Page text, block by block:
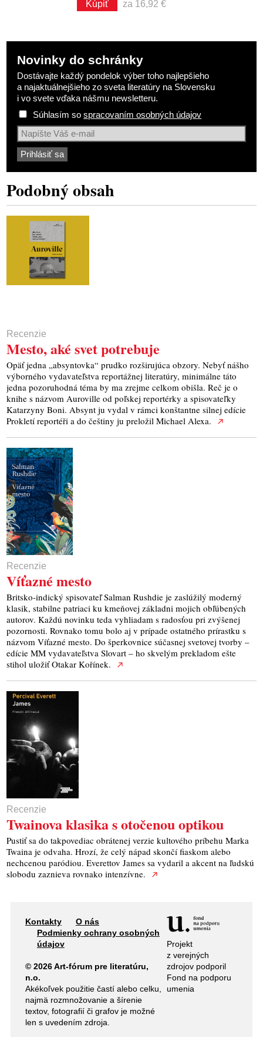
Kúpiť za 16,92 €
Novinky do schránky
Dostávajte každý pondelok výber toho najlepšieho
a najaktuálnejšieho zo sveta literatúry na Slovensku
i vo svete vďaka nášmu newsletteru.
Súhlasím sospracovaním osobných údajov
Podobný obsah
Recenzie
Mesto, aké svet potrebuje
Opäť jedna „absyntovka“ prudko rozširujúca obzory. Nebyť nášho
výborného vydavateľstva reportážnej literatúry, minimálne táto
jedna pozoruhodná téma by ma zrejme celkom obišla. Reč je o
knihe s názvom Auroville od poľskej reportérky a spisovateľky
Katarzyny Boni. Absynt ju vydal v rámci konštantne silnej edície
Prokletí reportéři a do češtiny ju preložil Michael Alexa.
Recenzie
Víťazné mesto
Britsko-indický spisovateľ Salman Rushdie je zaslúžilý moderný
klasik, stabilne patriaci ku kmeňovej základni mojich obľúbených
autorov. Každú novinku teda vyhliadam s radosťou pri zvýšenej
pozornosti. Rovnako tomu bolo aj v prípade ostatného prírastku s
názvom Víťazné mesto. Do šperkovnice súčasnej svetovej tvorby –
edície MM vydavateľstva Slovart – ho skvelým prekladom ešte
stihol uložiť Otakar Kořínek.
Recenzie
Twainova klasika s otočenou optikou
Pustiť sa do takpovediac obrátenej verzie kultového príbehu Marka
Twaina je odvaha. Hrozí, že celý nápad skončí fiaskom alebo
nechcenou paródiou. Everettov James sa vydaril a akcent na ľudskú
slobodu zaznieva rovnako intenzívne.
Kontakty
O nás
Podmienky ochrany osobných
údajov
© 2026 Art-fórum pre literatúru,
n.o.
Akékoľvek použitie častí alebo celku,
najmä rozmnožovanie a šírenie
textov, fotografií či grafov je možné
len s uvedením zdroja.
Projekt
z verejných
zdrojov podporil
Fond na podporu
umenia